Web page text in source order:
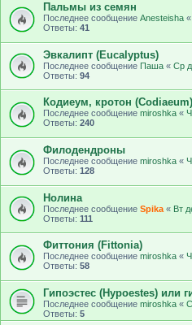
Пальмы из семян
Последнее сообщение Anesteisha «
Ответы: 41
Эвкалипт (Eucalyptus)
Последнее сообщение Паша « Ср
Ответы: 94
Кодиеум, кротон (Codiaeum)
Последнее сообщение miroshka «
Ответы: 240
Филодендроны
Последнее сообщение miroshka «
Ответы: 128
Нолина
Последнее сообщение Spika « Вт
Ответы: 111
Фиттония (Fittonia)
Последнее сообщение miroshka «
Ответы: 58
Гипоэстес (Hypoestes) или
Последнее сообщение miroshka «
Ответы: 5